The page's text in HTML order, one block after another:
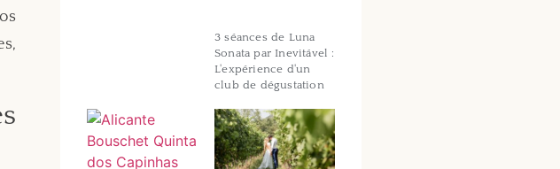
3 séances de Luna
Sonata par Inevitável :
L'expérience d'un
club de dégustation